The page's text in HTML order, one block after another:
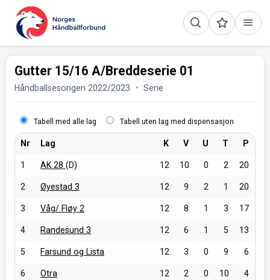
Gutter 15/16 A/Breddeserie 01
Håndballsesongen 2022/2023 Serie
Tabell med alle lag Tabell uten lag med dispensasjon
Nr Lag K V U T P
1 AK 28(D) 12 10 0 2 20
2 Øyestad 3 12 9 2 1 20
3 Våg/ Fløy 2 12 8 1 3 17
4 Randesund 3 12 6 1 5 13
5 Farsund og Lista 12 3 0 9 6
6 Otra 12 2 0 10 4